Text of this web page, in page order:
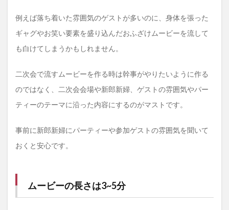
例えば落ち着いた雰囲気のゲストが多いのに、身体を張った
ギャグやお笑い要素を盛り込んだおふざけムービーを流して
も白けてしまうかもしれません。
二次会で流すムービーを作る時は幹事がやりたいように作る
のではなく、二次会会場や新郎新婦、ゲストの雰囲気やパー
ティーのテーマに沿った内容にするのがマストです。
事前に新郎新婦にパーティーや参加ゲストの雰囲気を聞いて
おくと安心です。
ムービーの長さは3~5分